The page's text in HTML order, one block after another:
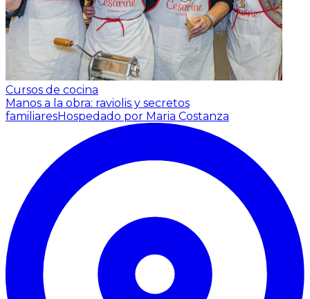
Cursos de cocina
Manos a la obra: raviolis y secretos
familiaresHospedado por Maria Costanza